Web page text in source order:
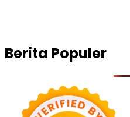
Berita Populer